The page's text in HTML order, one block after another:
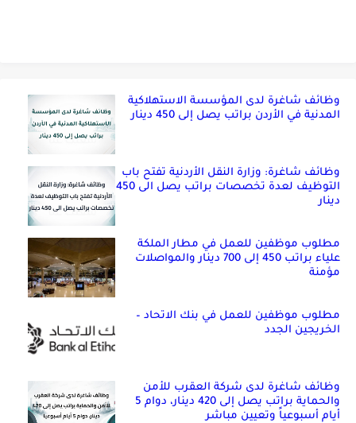
وظائف شاغرة لدى المؤسسة الاستهلاكية
المدنية في الأردن براتب يصل إلى 450 دينار
وظائف شاغرة: وزارة النقل الأردنية تفتح باب
التوظيف لعدة تخصصات براتب يصل الى 450
دينار
مطلوب موظفين للعمل في مطار الملكة
علياء براتب 450 إلى 700 دينار والمواصلات
مؤمنة
مطلوب موظفين للعمل في بنك الاتحاد –
الخريجين الجدد
وظائف شاغرة لدى شركة العقرب للأمن
والحماية براتب يصل إلى 420 دينار، دوام 5
أيام أسبوعياً وتعيين مباشر